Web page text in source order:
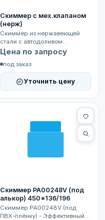
Скиммер с мех.клапаном
(нерж)
Скиммер из нержавеющей
стали с автодоливом
-Надёжное устройство для
очистки поверхности воды и...
Цена по запросу
под заказ
Уточнить цену
Скиммер PA00248V (под
алькор) 450*136/196
Скиммер PA00248V (под
ПВХ-плёнку) - Эффективный